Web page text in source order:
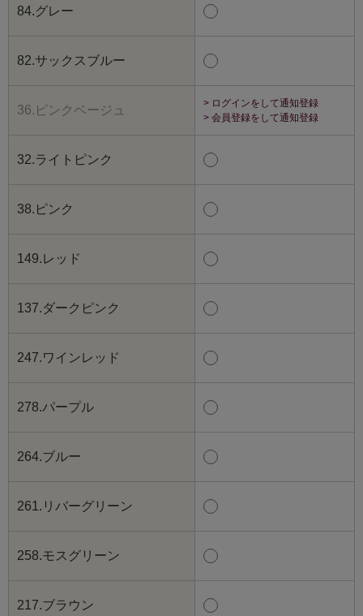
84.グレー
82.サックスブルー
36.ピンクベージュ
> ログインをして通知登録
> 会員登録をして通知登録
32.ライトピンク
38.ピンク
149.レッド
137.ダークピンク
247.ワインレッド
278.パープル
264.ブルー
261.リバーグリーン
258.モスグリーン
217.ブラウン